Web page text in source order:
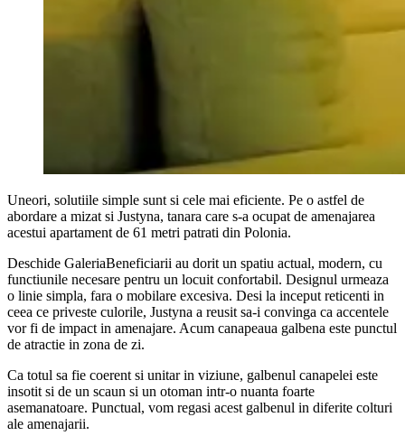
Uneori, solutiile simple sunt si cele mai eficiente. Pe o astfel de
abordare a mizat si Justyna, tanara care s-a ocupat de amenajarea
acestui apartament de 61 metri patrati din Polonia.
Deschide GaleriaBeneficiarii au dorit un spatiu actual, modern, cu
functiunile necesare pentru un locuit confortabil. Designul urmeaza
o linie simpla, fara o mobilare excesiva. Desi la inceput reticenti in
ceea ce priveste culorile, Justyna a reusit sa-i convinga ca accentele
vor fi de impact in amenajare. Acum canapeaua galbena este punctul
de atractie in zona de zi.
Ca totul sa fie coerent si unitar in viziune, galbenul canapelei este
insotit si de un scaun si un otoman intr-o nuanta foarte
asemanatoare. Punctual, vom regasi acest galbenul in diferite colturi
ale amenajarii.